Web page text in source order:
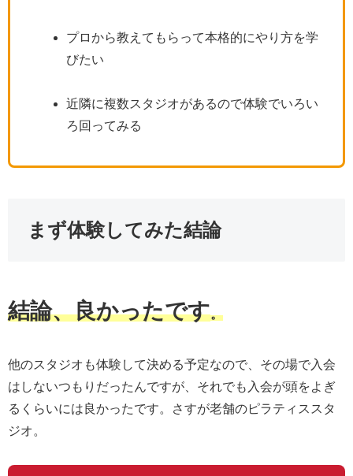
プロから教えてもらって本格的にやり方を学
びたい
近隣に複数スタジオがあるので体験でいろい
ろ回ってみる
まず体験してみた結論
結論、良かったです。
他のスタジオも体験して決める予定なので、その場で入会
はしないつもりだったんですが、それでも入会が頭をよぎ
るくらいには良かったです。さすが老舗のピラティススタ
ジオ。